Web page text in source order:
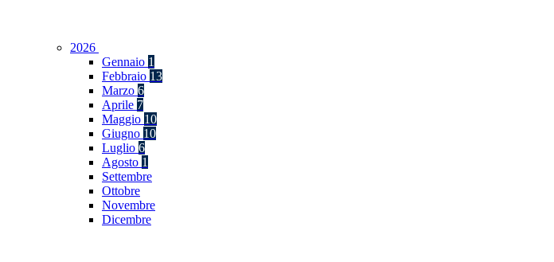
2026
Gennaio 1
Febbraio 13
Marzo 6
Aprile 7
Maggio 10
Giugno 10
Luglio 6
Agosto 1
Settembre
Ottobre
Novembre
Dicembre